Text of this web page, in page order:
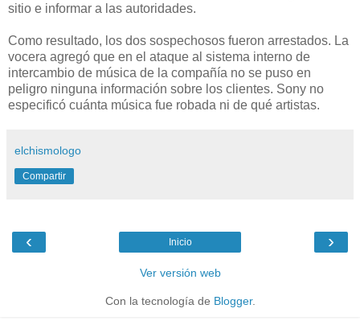
sitio e informar a las autoridades.
Como resultado, los dos sospechosos fueron arrestados. La
vocera agregó que en el ataque al sistema interno de
intercambio de música de la compañía no se puso en
peligro ninguna información sobre los clientes. Sony no
especificó cuánta música fue robada ni de qué artistas.
elchismologo
Compartir
‹ ›
Inicio
Ver versión web
Con la tecnología de Blogger.